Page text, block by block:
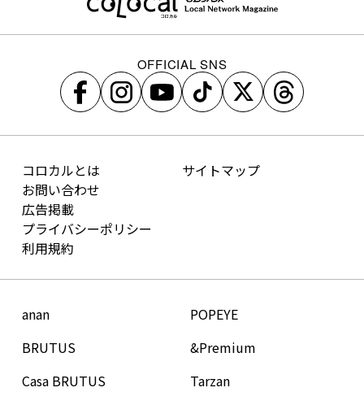
OFFICIAL SNS
コロカルとは
お問い合わせ
広告掲載
プライバシーポリシー
利用規約
サイトマップ
anan
BRUTUS
Casa BRUTUS
POPEYE
&Premium
Tarzan